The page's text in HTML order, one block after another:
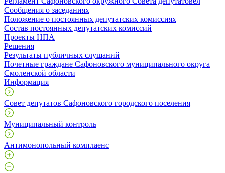
Сообщения о заседаниях
Положение о постоянных депутатских комиссиях
Состав постоянных депутатских комиссий
Проекты НПА
Решения
Результаты публичных слушаний
Почетные граждане Сафоновского муниципального округа
Смоленской области
Информация
Совет депутатов Сафоновского городского поселения
Муниципальный контроль
Антимонопольный комплаенс